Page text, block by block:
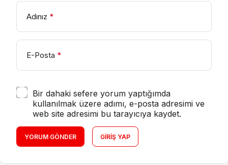
Adınız *
E-Posta *
Bir dahaki sefere yorum yaptığımda
kullanılmak üzere adımı, e-posta adresimi ve
web site adresimi bu tarayıcıya kaydet.
YORUM GÖNDER GIRIŞ YAP